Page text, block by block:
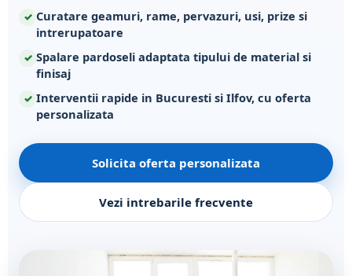
Curatare geamuri, rame, pervazuri, usi, prize si
intrerupatoare
Spalare pardoseli adaptata tipului de material si
finisaj
Interventii rapide in Bucuresti si Ilfov, cu oferta
personalizata
Solicita oferta personalizata
Vezi intrebarile frecvente